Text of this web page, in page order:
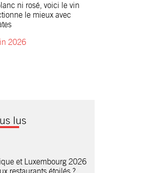
ni rosé, voici le vin
le mieux avec
2026
lus
et Luxembourg 2026
restaurants étoilés ?